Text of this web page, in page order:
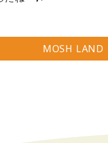
MOSH